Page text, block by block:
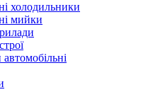
холодильники
мийки